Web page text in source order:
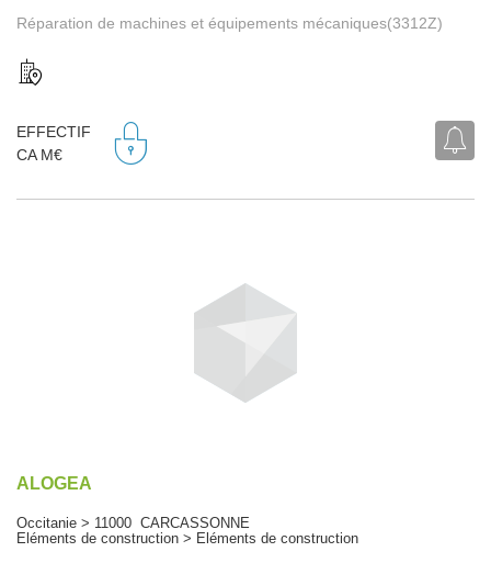
Réparation de machines et équipements mécaniques(3312Z)
EFFECTIF
CA M€
ALOGEA
Occitanie > 11000 CARCASSONNE
Eléments de construction > Eléments de construction